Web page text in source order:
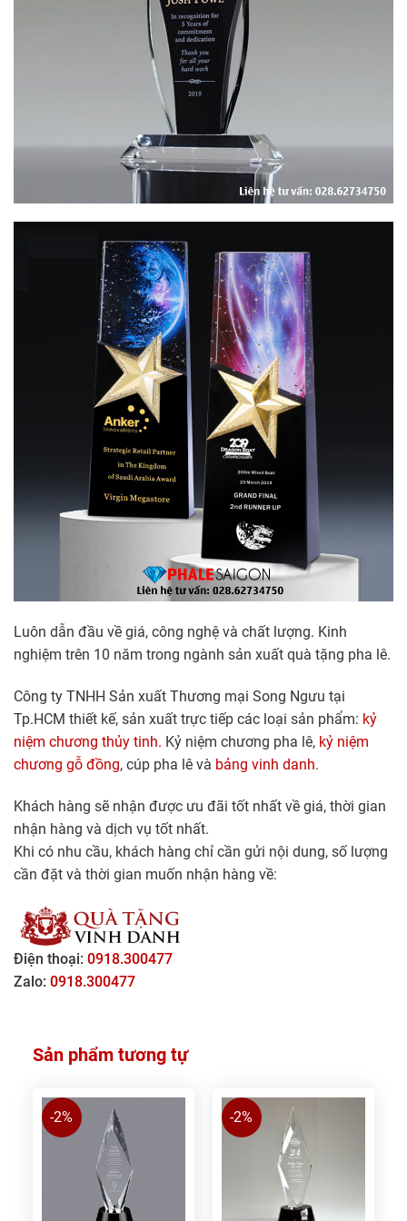
Luôn dẫn đầu về giá, công nghệ và chất lượng. Kinh
nghiệm trên 10 năm trong ngành sản xuất quà tặng pha lê.
Công ty TNHH Sản xuất Thương mại Song Ngưu tại
Tp.HCM thiết kế, sản xuất trực tiếp các loại sản phẩm: kỷ
niệm chương thủy tinh. Kỷ niệm chương pha lê, kỷ niệm
chương gỗ đồng, cúp pha lê và bảng vinh danh.
Khách hàng sẽ nhận được ưu đãi tốt nhất về giá, thời gian
nhận hàng và dịch vụ tốt nhất.
Khi có nhu cầu, khách hàng chỉ cần gửi nội dung, số lượng
cần đặt và thời gian muốn nhận hàng về:
Điện thoại: 0918.300477
Zalo: 0918.300477
Sản phẩm tương tự
-2% -2%